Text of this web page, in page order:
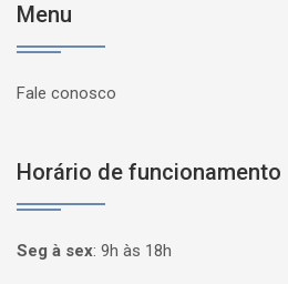
Menu
Fale conosco
Horário de funcionamento
Seg à sex: 9h às 18h